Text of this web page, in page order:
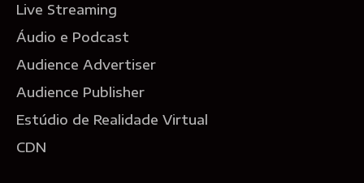
Live Streaming
Áudio e Podcast
Audience Advertiser
Audience Publisher
Estúdio de Realidade Virtual
CDN